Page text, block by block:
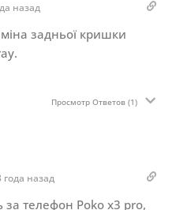
назад
задньої кришки
Просмотр Ответов(1)
года назад
телефон Poko x3 pro,